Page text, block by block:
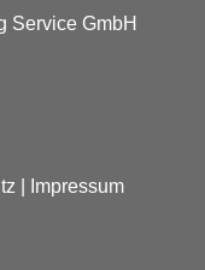
Service GmbH
Impressum